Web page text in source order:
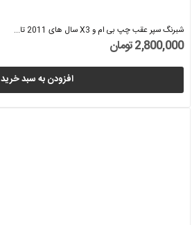
شبرنگ سپر عقب چپ بی ام و X3 سال های 2011 تا...
2,800,000 تومان
افزودن به سبد خرید